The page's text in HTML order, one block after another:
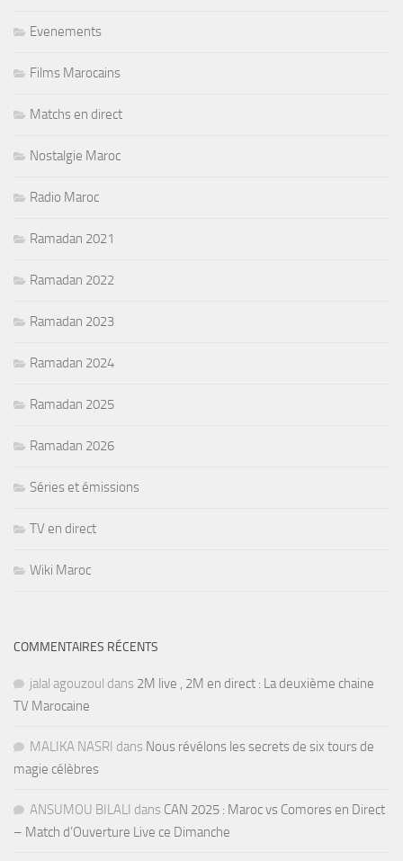
Evenements
Films Marocains
Matchs en direct
Nostalgie Maroc
Radio Maroc
Ramadan 2021
Ramadan 2022
Ramadan 2023
Ramadan 2024
Ramadan 2025
Ramadan 2026
Séries et émissions
TV en direct
Wiki Maroc
COMMENTAIRES RÉCENTS
jalal agouzoul dans 2M live , 2M en direct : La deuxième chaine
TV Marocaine
MALIKA NASRI dans Nous révélons les secrets de six tours de
magie célèbres
ANSUMOU BILALI dans CAN 2025 : Maroc vs Comores en Direct
– Match d’Ouverture Live ce Dimanche